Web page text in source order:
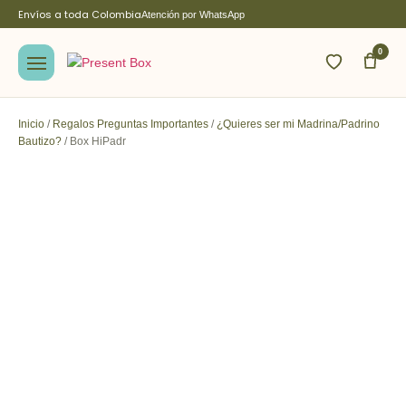
Envíos a toda ColombiaAtención por WhatsApp
0
Inicio / Regalos Preguntas Importantes /¿Quieres ser mi Madrina/Padrino
Bautizo? / Box HiPadr